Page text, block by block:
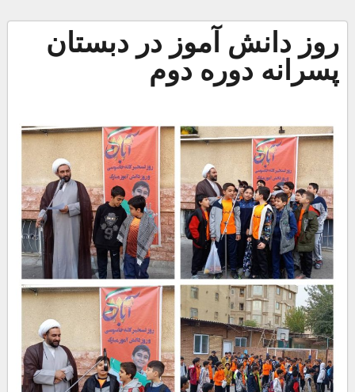
روز دانش آموز در دبستان
پسرانه دوره دوم